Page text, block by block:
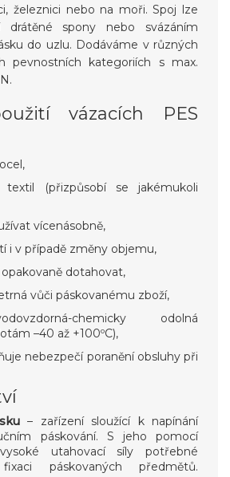
železnici nebo na moři. Spoj lze
spony nebo svázáním
do uzlu. Dodáváme v různých
pevnostních kategoriích s max.
vázacích PES
textil (přizpůsobí se jakémukoli
vícenásobně,
i v případě změny objemu,
dotahovat,
vůči páskovanému zboží,
vodovzdorná-chemicky odolná
–40 až +100ºC),
nebezpečí poranění obsluhy při
– zařízení sloužící k napínání
páskování. S jeho pomocí
utahovací síly potřebné
páskovaných předmětů.